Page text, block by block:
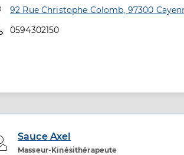
Adresse
92 Rue Christophe Colomb, 97300
Téléphone
0594302150
Sauce Axel
Masseur-Kinésithérapeute
Professionel de santé